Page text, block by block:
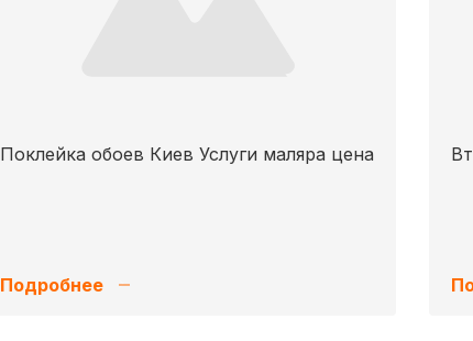
Поклейка обоев Киев Услуги маляра цена
Подробнее